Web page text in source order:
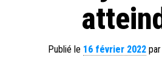
Publié le 16 février 2022par